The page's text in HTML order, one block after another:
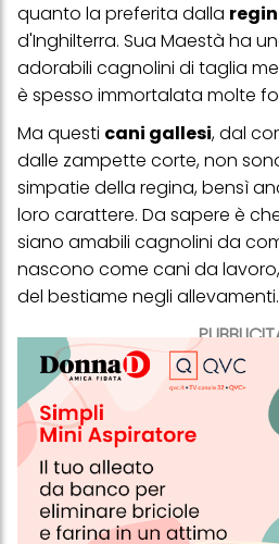
quanto la preferita dalla
d'Inghilterra. Sua Maestà ha
adorabili cagnolini di taglia
è spesso immortalata molte
Ma questi cani gallesi, dal
dalle zampette corte, non
simpatie della regina, bensì
loro carattere. Da sapere è
siano amabili cagnolini da
nascono come cani da
del bestiame negli allevamenti.